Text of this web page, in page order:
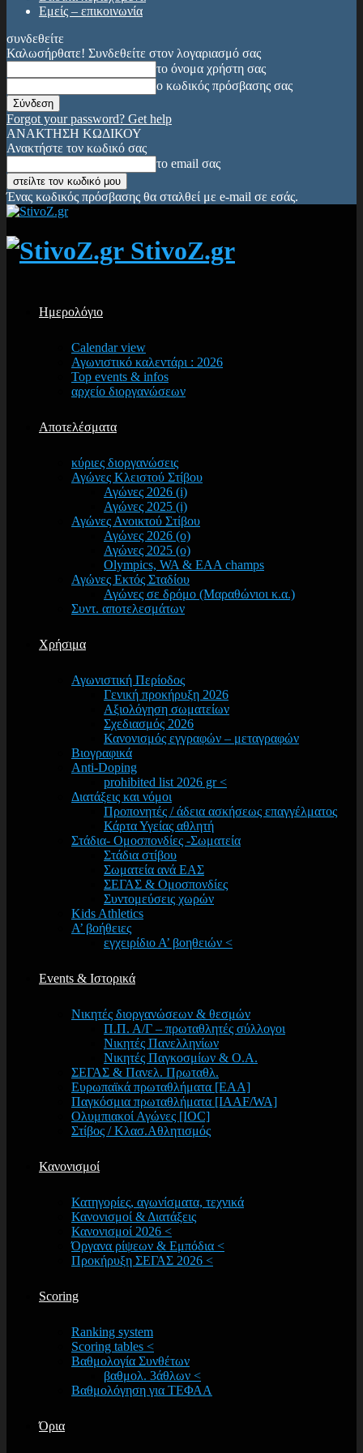
Εμείς – επικοινωνία
συνδεθείτε
Καλωσήρθατε! Συνδεθείτε στον λογαριασμό σας
το όνομα χρήστη σας
ο κωδικός πρόσβασης σας
Forgot your password? Get help
ΑΝΑΚΤΗΣΗ ΚΩΔΙΚΟΥ
Ανακτήστε τον κωδικό σας
το email σας
Ένας κωδικός πρόσβασης θα σταλθεί με e-mail σε εσάς.
StivoZ.gr
Ημερολόγιο
Calendar view
Αγωνιστικό καλεντάρι : 2026
Top events & infos
αρχείο διοργανώσεων
Αποτελέσματα
κύριες διοργανώσεις
Αγώνες Κλειστού Στίβου
Αγώνες 2026 (i)
Αγώνες 2025 (i)
Αγώνες Ανοικτού Στίβου
Αγώνες 2026 (o)
Αγώνες 2025 (o)
Olympics, WA & EAA champs
Αγώνες Εκτός Σταδίου
Αγώνες σε δρόμο (Μαραθώνιοι κ.α.)
Συντ. αποτελεσμάτων
Χρήσιμα
Αγωνιστική Περίοδος
Γενική προκήρυξη 2026
Αξιολόγηση σωματείων
Σχεδιασμός 2026
Κανονισμός εγγραφών – μεταγραφών
Βιογραφικά
Anti-Doping
prohibited list 2026 gr <
Διατάξεις και νόμοι
Προπονητές / άδεια ασκήσεως επαγγέλματος
Κάρτα Υγείας αθλητή
Στάδια- Ομοσπονδίες -Σωματεία
Στάδια στίβου
Σωματεία ανά ΕΑΣ
ΣΕΓΑΣ & Ομοσπονδίες
Συντομεύσεις χωρών
Kids Athletics
Α’ βοήθειες
εγχειρίδιο Α’ βοηθειών <
Events & Ιστορικά
Νικητές διοργανώσεων & θεσμών
Π.Π. Α/Γ – πρωταθλητές σύλλογοι
Νικητές Πανελληνίων
Νικητές Παγκοσμίων & Ο.Α.
ΣΕΓΑΣ & Πανελ. Πρωταθλ.
Ευρωπαϊκά πρωταθλήματα [EAA]
Παγκόσμια πρωταθλήματα [IAAF/WA]
Ολυμπιακοί Αγώνες [IOC]
Στίβος / Κλασ.Αθλητισμός
Κανονισμοί
Κατηγορίες, αγωνίσματα, τεχνικά
Κανονισμοί & Διατάξεις
Κανονισμοί 2026 <
Όργανα ρίψεων & Εμπόδια <
Προκήρυξη ΣΕΓΑΣ 2026 <
Scoring
Ranking system
Scoring tables <
Βαθμολογία Συνθέτων
βαθμολ. 3άθλων <
Βαθμολόγηση για ΤΕΦΑΑ
Όρια